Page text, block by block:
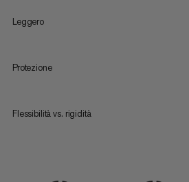
Leggero
Protezione
Flessibilità vs. rigidità